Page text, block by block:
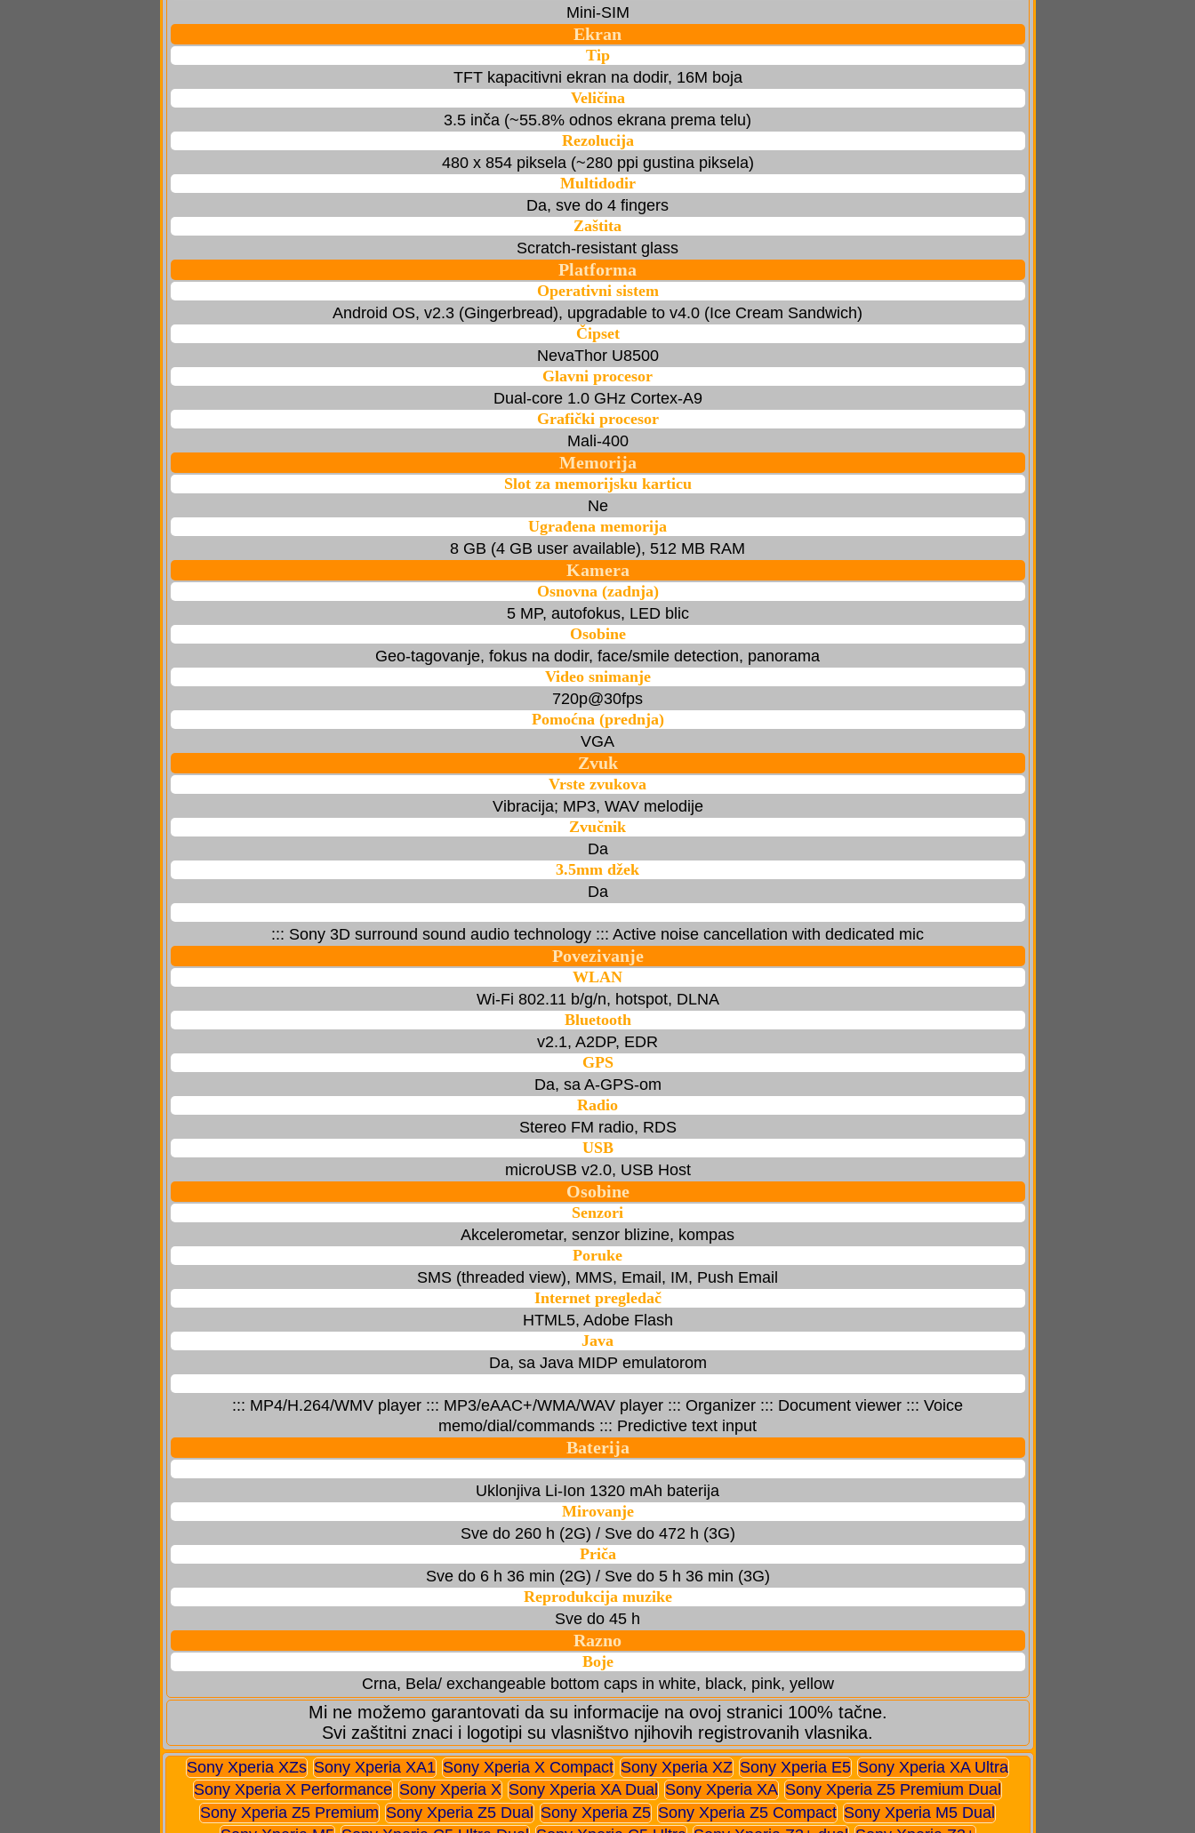
Mini-SIM
Ekran
Tip
TFT kapacitivni ekran na dodir, 16M boja
Veličina
3.5 inča (~55.8% odnos ekrana prema telu)
Rezolucija
480 x 854 piksela (~280 ppi gustina piksela)
Multidodir
Da, sve do 4 fingers
Zaštita
Scratch-resistant glass
Platforma
Operativni sistem
Android OS, v2.3 (Gingerbread), upgradable to v4.0 (Ice Cream Sandwich)
Čipset
NevaThor U8500
Glavni procesor
Dual-core 1.0 GHz Cortex-A9
Grafički procesor
Mali-400
Memorija
Slot za memorijsku karticu
Ne
Ugrađena memorija
8 GB (4 GB user available), 512 MB RAM
Kamera
Osnovna (zadnja)
5 MP, autofokus, LED blic
Osobine
Geo-tagovanje, fokus na dodir, face/smile detection, panorama
Video snimanje
720p@30fps
Pomoćna (prednja)
VGA
Zvuk
Vrste zvukova
Vibracija; MP3, WAV melodije
Zvučnik
Da
3.5mm džek
Da
::: Sony 3D surround sound audio technology ::: Active noise cancellation with dedicated mic
Povezivanje
WLAN
Wi-Fi 802.11 b/g/n, hotspot, DLNA
Bluetooth
v2.1, A2DP, EDR
GPS
Da, sa A-GPS-om
Radio
Stereo FM radio, RDS
USB
microUSB v2.0, USB Host
Osobine
Senzori
Akcelerometar, senzor blizine, kompas
Poruke
SMS (threaded view), MMS, Email, IM, Push Email
Internet pregledač
HTML5, Adobe Flash
Java
Da, sa Java MIDP emulatorom
::: MP4/H.264/WMV player ::: MP3/eAAC+/WMA/WAV player ::: Organizer ::: Document viewer ::: Voice
memo/dial/commands ::: Predictive text input
Baterija
Uklonjiva Li-Ion 1320 mAh baterija
Mirovanje
Sve do 260 h (2G) / Sve do 472 h (3G)
Priča
Sve do 6 h 36 min (2G) / Sve do 5 h 36 min (3G)
Reprodukcija muzike
Sve do 45 h
Razno
Boje
Crna, Bela/ exchangeable bottom caps in white, black, pink, yellow
Mi ne možemo garantovati da su informacije na ovoj stranici 100% tačne.
Svi zaštitni znaci i logotipi su vlasništvo njihovih registrovanih vlasnika.
Sony Xperia XZs Sony Xperia XA1 Sony Xperia X Compact Sony Xperia XZ Sony Xperia E5 Sony Xperia XA Ultra
Sony Xperia X Performance Sony Xperia X Sony Xperia XA Dual Sony Xperia XA Sony Xperia Z5 Premium Dual
Sony Xperia Z5 Premium Sony Xperia Z5 Dual Sony Xperia Z5 Sony Xperia Z5 Compact Sony Xperia M5 Dual